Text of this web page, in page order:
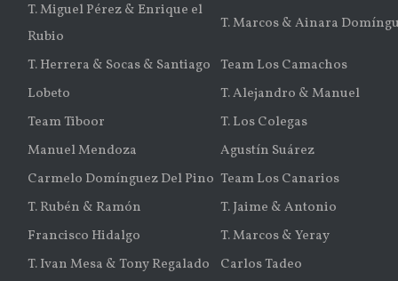
T. Miguel Pérez & Enrique el
Rubio
T. Marcos & Ainara
T. Herrera & Socas & Santiago Team Los Camachos
Lobeto
T. Alejandro & Manuel
Team Tiboor
T. Los Colegas
Manuel Mendoza
Agustín Suárez
Carmelo Domínguez Del Pino Team Los Canarios
T. Rubén & Ramón
T. Jaime & Antonio
Francisco Hidalgo
T. Marcos & Yeray
T. Ivan Mesa & Tony Regalado
Carlos Tadeo